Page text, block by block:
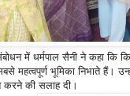
में धर्मपाल सैनी ने कहा कि
महत्वपूर्ण भूमिका निभाते हैं।
करने की सलाह दी।